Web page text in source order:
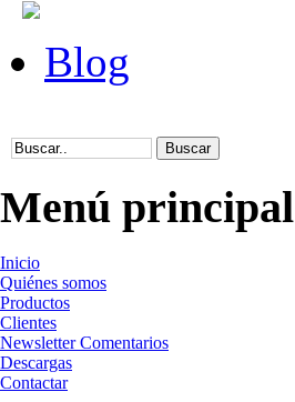
Blog
Menú principal
Inicio
Quiénes somos
Productos
Clientes
Newsletter Comentarios
Descargas
Contactar